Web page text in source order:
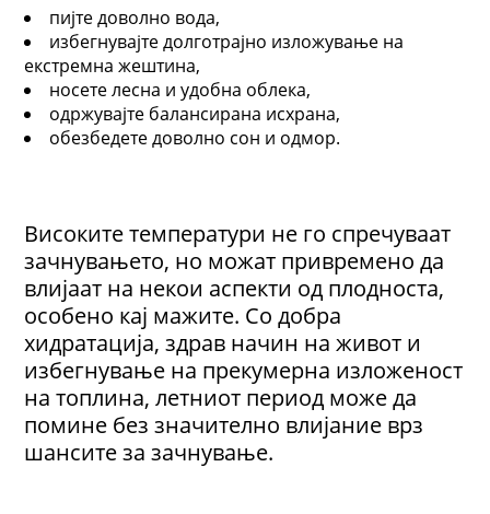
пијте доволно вода,
избегнувајте долготрајно изложување на
екстремна жештина,
носете лесна и удобна облека,
одржувајте балансирана исхрана,
обезбедете доволно сон и одмор.
Високите температури не го спречуваат
зачнувањето, но можат привремено да
влијаат на некои аспекти од плодноста,
особено кај мажите. Со добра
хидратација, здрав начин на живот и
избегнување на прекумерна изложеност
на топлина, летниот период може да
помине без значително влијание врз
шансите за зачнување.